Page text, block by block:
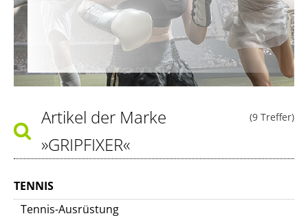
(9 Treffer)
Artikel der Marke
»GRIPFIXER«
TENNIS
Tennis-Ausrüstung